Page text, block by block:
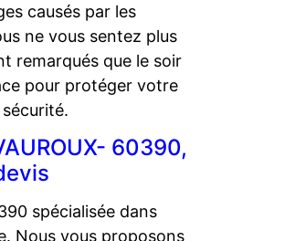
causés par les
ne vous sentez plus
remarqués que le soir
pour protéger votre
60390,
spécialisée dans
Nous vous proposons